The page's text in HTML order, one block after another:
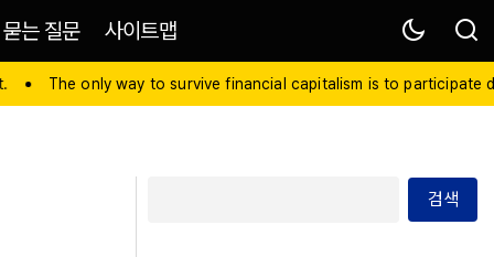
는 질문 사이트맵
The only way to survive financial capitalism is to participate
검색